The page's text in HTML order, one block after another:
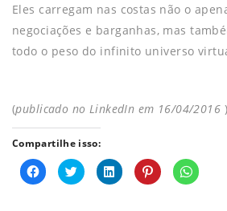
Eles carregam nas costas não o
negociações e barganhas, mas
todo o peso do infinito universo
(publicado no LinkedIn em 16/04/2016 )
Compartilhe isso:
C
l
C
l
C
l
C
l
C
l